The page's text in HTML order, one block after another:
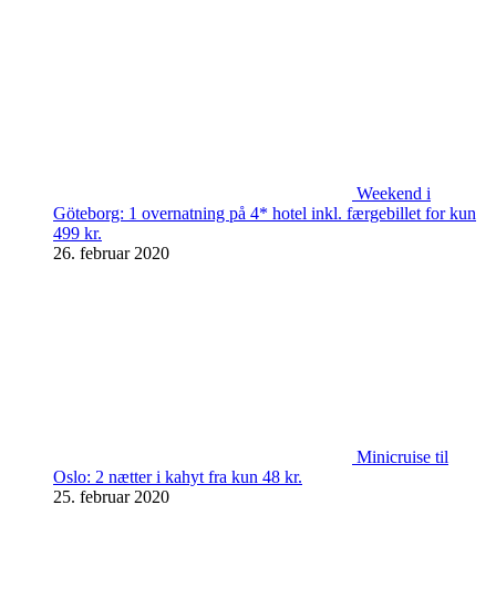
Weekend i
Göteborg: 1 overnatning på 4* hotel inkl. færgebillet for kun
499 kr.
26. februar 2020
Minicruise til
Oslo: 2 nætter i kahyt fra kun 48 kr.
25. februar 2020